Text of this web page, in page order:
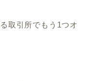
取引所でもう1つオ